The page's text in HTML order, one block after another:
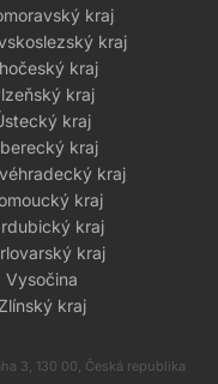
kraj
kraj
kraj
kraj
kraj
kraj
kraj
kraj
kraj
kraj
Vysočina
Zlínský kraj
3, 130 00, Česká republika